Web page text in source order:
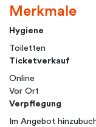
Merkmale
Hygiene
Toiletten
Ticketverkauf
Online
Vor Ort
Verpflegung
Im Angebot